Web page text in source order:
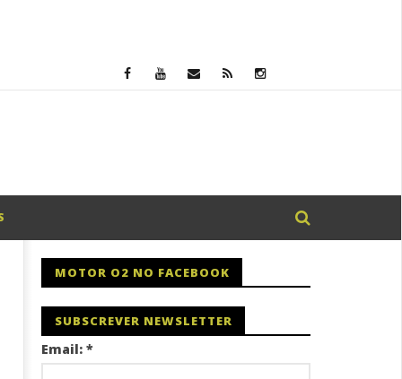
MOTOR O2 NO FACEBOOK
SUBSCREVER NEWSLETTER
Email: *